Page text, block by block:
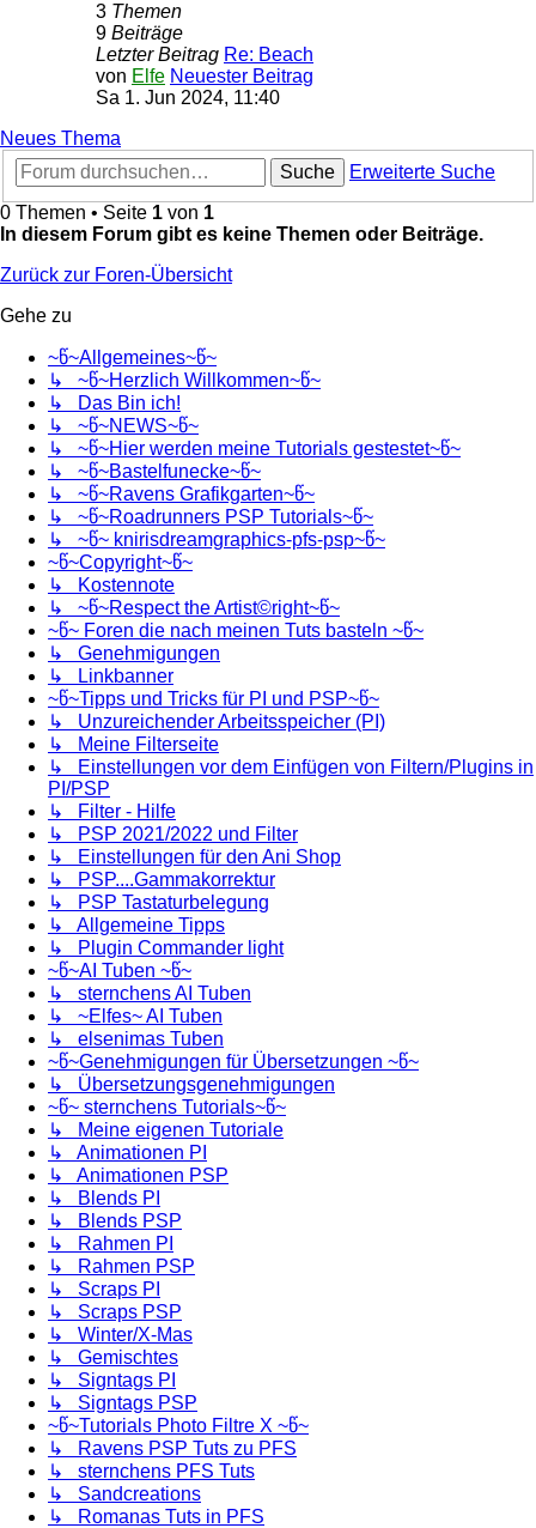
3 Themen
9 Beiträge
Letzter Beitrag Re: Beach
von Elfe Neuester Beitrag
Sa 1. Jun 2024, 11:40
Neues Thema
Suche
Erweiterte Suche
0 Themen • Seite 1 von 1
In diesem Forum gibt es keine Themen oder Beiträge.
Zurück zur Foren-Übersicht
Gehe zu
~წ~Allgemeines~წ~
↳ ~წ~Herzlich Willkommen~წ~
↳ Das Bin ich!
↳ ~წ~NEWS~წ~
↳ ~წ~Hier werden meine Tutorials gestestet~წ~
↳ ~წ~Bastelfunecke~წ~
↳ ~წ~Ravens Grafikgarten~წ~
↳ ~წ~Roadrunners PSP Tutorials~წ~
↳ ~წ~ knirisdreamgraphics-pfs-psp~წ~
~წ~Copyright~წ~
↳ Kostennote
↳ ~წ~Respect the Artist©right~წ~
~წ~ Foren die nach meinen Tuts basteln ~წ~
↳ Genehmigungen
↳ Linkbanner
~წ~Tipps und Tricks für PI und PSP~წ~
↳ Unzureichender Arbeitsspeicher (PI)
↳ Meine Filterseite
↳ Einstellungen vor dem Einfügen von Filtern/Plugins in
PI/PSP
↳ Filter - Hilfe
↳ PSP 2021/2022 und Filter
↳ Einstellungen für den Ani Shop
↳ PSP....Gammakorrektur
↳ PSP Tastaturbelegung
↳ Allgemeine Tipps
↳ Plugin Commander light
~წ~AI Tuben ~წ~
↳ sternchens AI Tuben
↳ ~Elfes~ AI Tuben
↳ elsenimas Tuben
~წ~Genehmigungen für Übersetzungen ~წ~
↳ Übersetzungsgenehmigungen
~წ~ sternchens Tutorials~წ~
↳ Meine eigenen Tutoriale
↳ Animationen PI
↳ Animationen PSP
↳ Blends PI
↳ Blends PSP
↳ Rahmen PI
↳ Rahmen PSP
↳ Scraps PI
↳ Scraps PSP
↳ Winter/X-Mas
↳ Gemischtes
↳ Signtags PI
↳ Signtags PSP
~წ~Tutorials Photo Filtre X ~წ~
↳ Ravens PSP Tuts zu PFS
↳ sternchens PFS Tuts
↳ Sandcreations
↳ Romanas Tuts in PFS